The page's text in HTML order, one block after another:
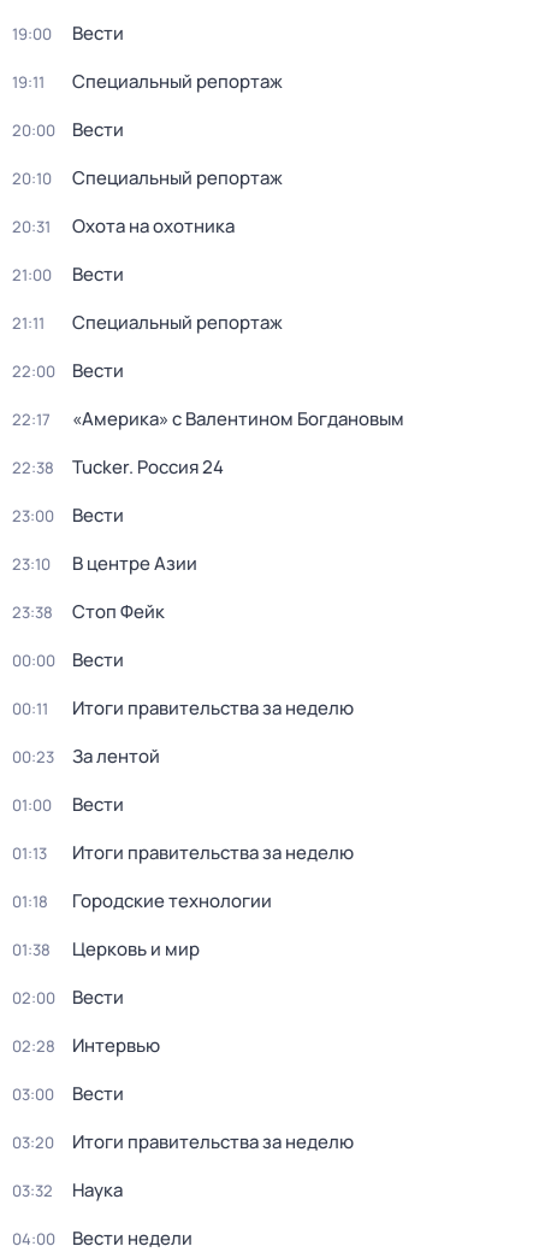
19:00 Вести
19:11 Специальный репортаж
20:00 Вести
20:10 Специальный репортаж
20:31 Охота на охотника
21:00 Вести
21:11 Специальный репортаж
22:00 Вести
22:17 «Америка» с Валентином Богдановым
22:38 Tucker. Россия 24
23:00 Вести
23:10 В центре Азии
23:38 Стоп Фейк
00:00 Вести
00:11 Итоги правительства за неделю
00:23 За лентой
01:00 Вести
01:13 Итоги правительства за неделю
01:18 Городские технологии
01:38 Церковь и мир
02:00 Вести
02:28 Интервью
03:00 Вести
03:20 Итоги правительства за неделю
03:32 Наука
04:00 Вести недели